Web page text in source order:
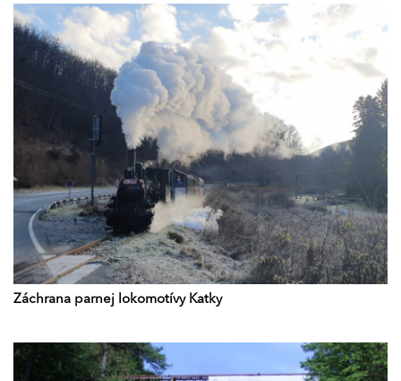
Záchrana parnej lokomotívy Katky